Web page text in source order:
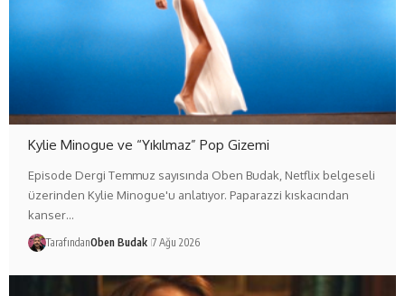
Kylie Minogue ve “Yıkılmaz” Pop Gizemi
Episode Dergi Temmuz sayısında Oben Budak, Netflix belgeseli
üzerinden Kylie Minogue'u anlatıyor. Paparazzi kıskacından
kanser…
TarafındanOben Budak 7 Ağu 2026